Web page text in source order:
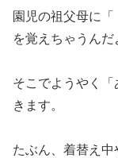
園児の祖父母に
を覚えちゃうんだ
そこでようやく
きます。
たぶん、着替え